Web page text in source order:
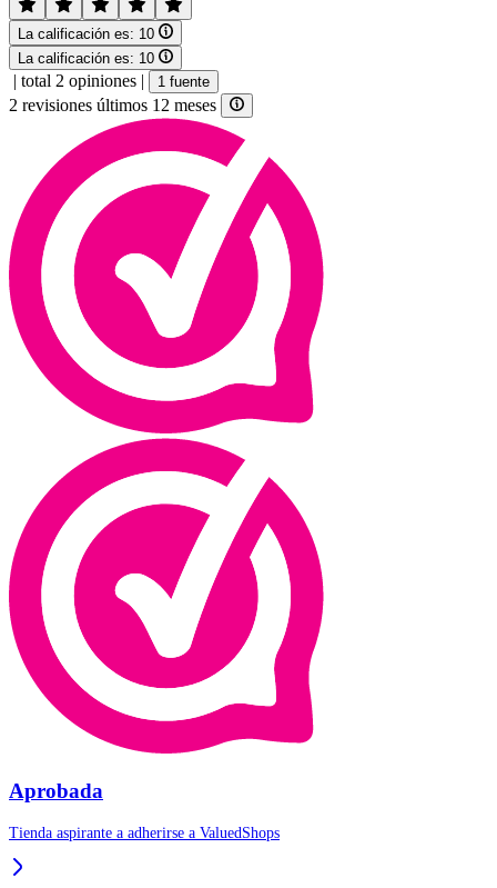
La calificación es: 10
La calificación es: 10
| total 2 opiniones | 1 fuente
2 revisiones últimos 12 meses
Aprobada
Tienda aspirante a adherirse a ValuedShops